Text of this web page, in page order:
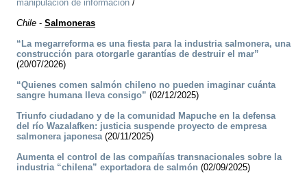
manipulación de información /
Chile - Salmoneras
“La megarreforma es una fiesta para la industria salmonera, una
construcción para otorgarle garantías de destruir el mar”
(20/07/2026)
“Quienes comen salmón chileno no pueden imaginar cuánta
sangre humana lleva consigo” (02/12/2025)
Triunfo ciudadano y de la comunidad Mapuche en la defensa
del río Wazalafken: justicia suspende proyecto de empresa
salmonera japonesa(20/11/2025)
Aumenta el control de las compañías transnacionales sobre la
industria “chilena” exportadora de salmón (02/09/2025)